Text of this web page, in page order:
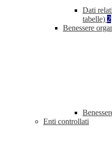
Dati
tabelle) 2
Benessere
Enti controllati